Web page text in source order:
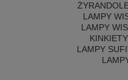
LAMPY
LAMPY
LAMPY